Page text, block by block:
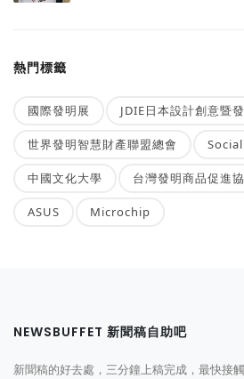
熱門標籤
國際發明展 JDIE日本設計創意暨
世界發明智慧財產聯盟總會
中國文化大學 台灣發明商品促進
ASUS Microchip
NEWSBUFFET 新聞稿自助吧
新聞稿的好去處，三分鐘上稿完成，最快接